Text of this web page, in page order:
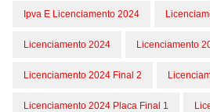
Ipva E Licenciamento 2024
Licenciamento 2024 Licenciamento
Licenciamento 2024 Final 2
Licenciamento 2024 Placa Final 1